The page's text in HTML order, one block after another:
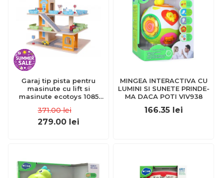
Garaj tip pista pentru
masinute cu lift si
masinute ecotoys 1085
371.00 lei
279.00 lei
MINGEA INTERACTIVA CU
LUMINI SI SUNETE PRINDE-
MA DACA POTI VIV938
166.35 lei